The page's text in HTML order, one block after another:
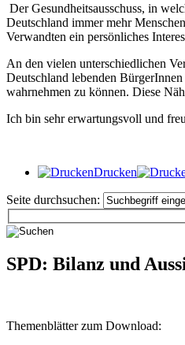
Der Gesundheitsausschuss, in
Deutschland immer mehr
Verwandten ein persönliches
An den vielen unterschiedlichen
Deutschland lebenden
wahrnehmen zu können. Diese
Ich bin sehr erwartungsvoll und
Drucken
Seite durchsuchen:
SPD: Bilanz und
Themenblätter zum Download: